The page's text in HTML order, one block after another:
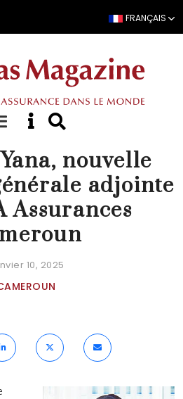
FRANÇAIS
nouvelle
adjointe
Assurances
10, 2025